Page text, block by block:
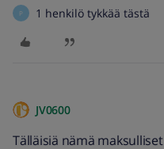
P 1 henkilö tykkää tästä
JV0600
Tälläisiä nämä